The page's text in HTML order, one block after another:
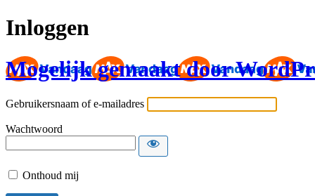
Inloggen
Mogelijk gemaakt door
Gebruikersnaam of e-mailadres
Wachtwoord
Onthoud mij